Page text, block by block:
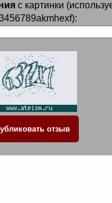
с картинки